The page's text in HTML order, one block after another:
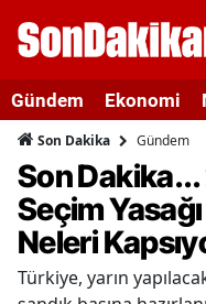
Gündem Ekonomi
Son Dakika Gündem
Son
Seçim
Neleri
Türkiye, yarın